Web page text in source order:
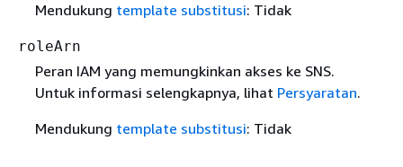
Mendukung template substitusi: Tidak
roleArn
Peran IAM yang memungkinkan akses ke SNS.
Untuk informasi selengkapnya, lihat Persyaratan.
Mendukung template substitusi: Tidak